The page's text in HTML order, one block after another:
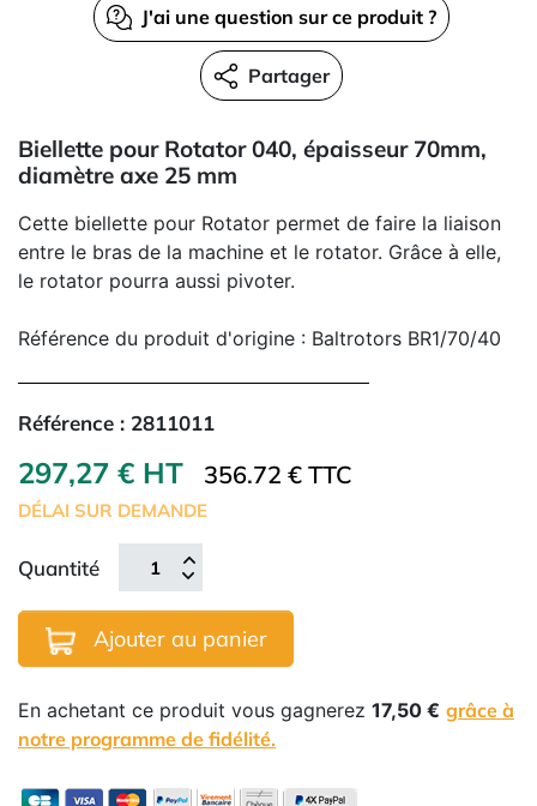
J'ai une question sur ce produit ?
Partager
Biellette pour Rotator 040, épaisseur 70mm,
diamètre axe 25 mm
Cette biellette pour Rotator permet de faire la liaison
entre le bras de la machine et le rotator. Grâce à elle,
le rotator pourra aussi pivoter.
Référence du produit d'origine : Baltrotors BR1/70/40
Référence : 2811011
297,27 € HT 356.72 € TTC
DÉLAI SUR DEMANDE
Quantité
Ajouter au panier
En achetant ce produit vous gagnerez 17,50 € grâce à
notre programme de fidélité.